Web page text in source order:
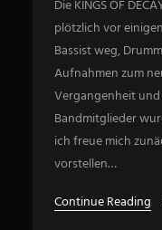
Die KINGS OF
plötzlich vor
Bassist weg,
Aufnahmen zum
Vergangenheit
Bandmitglieder
ich freue mich
vorstellen…
Continue Reading